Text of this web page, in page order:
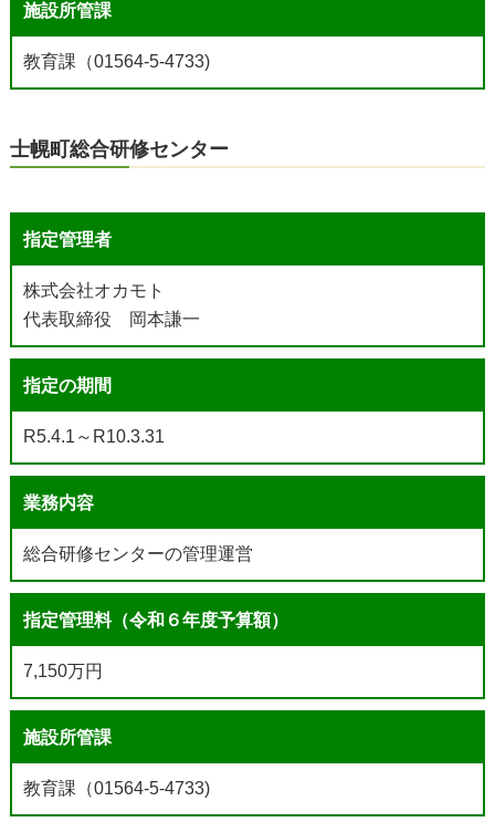
施設所管課
教育課（01564-5-4733)
士幌町総合研修センター
指定管理者
株式会社オカモト
代表取締役 岡本謙一
指定の期間
R5.4.1～R10.3.31
業務内容
総合研修センターの管理運営
指定管理料（令和６年度予算額）
7,150万円
施設所管課
教育課（01564-5-4733)